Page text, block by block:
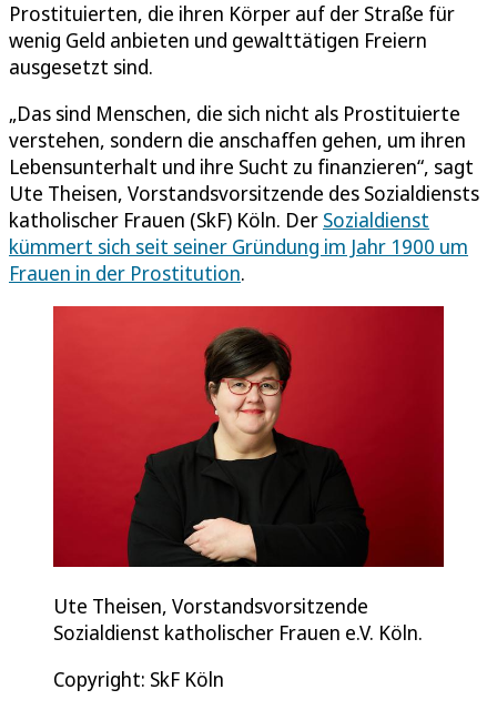
Prostituierten, die ihren Körper auf der Straße für
wenig Geld anbieten und gewalttätigen Freiern
ausgesetzt sind.
„Das sind Menschen, die sich nicht als Prostituierte
verstehen, sondern die anschaffen gehen, um ihren
Lebensunterhalt und ihre Sucht zu finanzieren“, sagt
Ute Theisen, Vorstandsvorsitzende des Sozialdiensts
katholischer Frauen (SkF) Köln. Der Sozialdienst
kümmert sich seit seiner Gründung im Jahr 1900 um
Frauen in der Prostitution.
Ute Theisen, Vorstandsvorsitzende
Sozialdienst katholischer Frauen e.V. Köln.
Copyright: SkF Köln